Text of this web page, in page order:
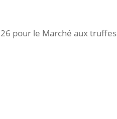
pour le Marché aux truffes